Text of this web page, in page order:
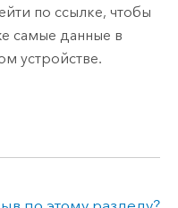
по ссылке, чтобы
самые данные в
устройстве.